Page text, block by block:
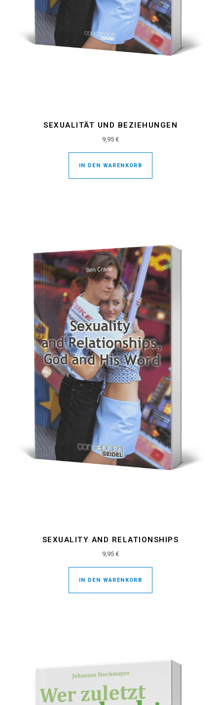
SEXUALITÄT UND BEZIEHUNGEN
9,95 €
IN DEN WARENKORB
SEXUALITY AND RELATIONSHIPS
9,95 €
IN DEN WARENKORB